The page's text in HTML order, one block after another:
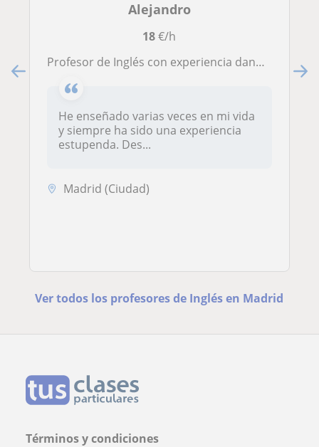
Alejandro
18€/h
Profesor de Inglés con experiencia dando clases a niños, jovenes y adultos. Paciente y amigable: cada quien aprende diferente!
He enseñado varias veces en mi vida
y siempre ha sido una experiencia
estupenda. Des...
Madrid (Ciudad)
Ver todos los profesores de Inglés en Madrid
Términos y condiciones